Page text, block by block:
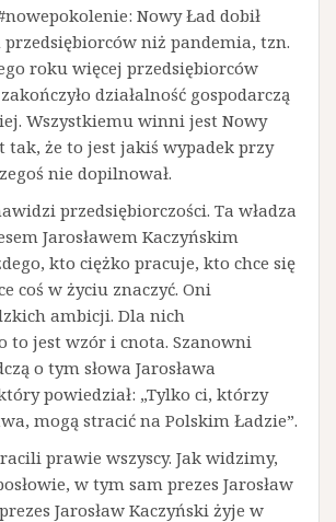
Nowy Ład dobił
niż pandemia, tzn.
roku więcej przedsiębiorców
działalność gospodarczą
Wszystkiemu winni jest Nowy
tak, że to jest jakiś wypadek przy
nie dopilnował.
przedsiębiorczości. Ta władza
Jarosławem Kaczyńskim
kto ciężko pracuje, kto chce się
coś w życiu znaczyć. Oni
ambicji. Dla nich
to jest wzór i cnota. Szanowni
o tym słowa Jarosława
powiedział: „Tylko ci, którzy
mogą stracić na Polskim Ładzie”.
prawie wszyscy. Jak widzimy,
w tym sam prezes Jarosław
Jarosław Kaczyński żyje w